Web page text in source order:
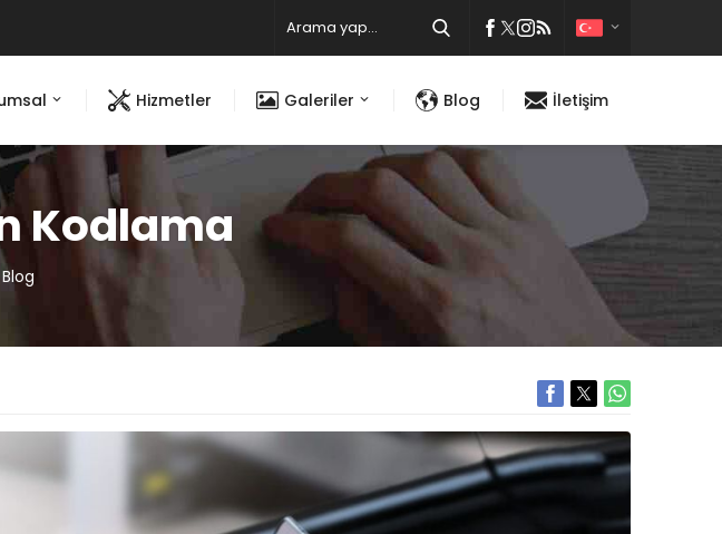
Hizmetler Galeriler Blog İletişim
Kodlama
Blog